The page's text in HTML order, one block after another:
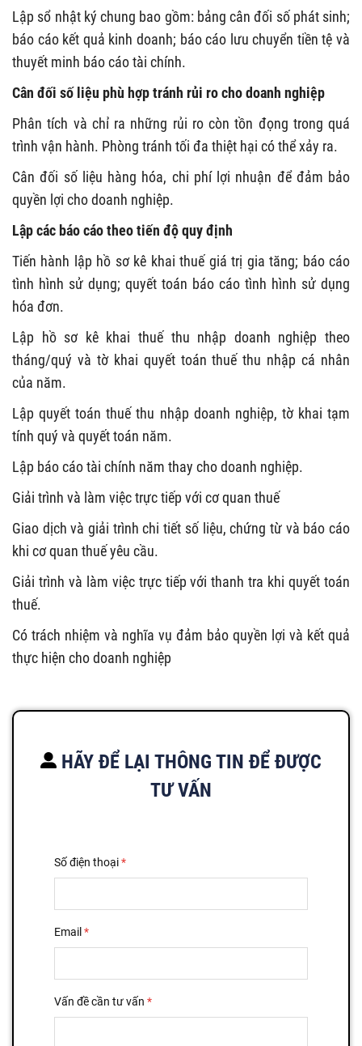
Lập sổ nhật ký chung bao gồm: bảng cân đối số phát sinh;
báo cáo kết quả kinh doanh; báo cáo lưu chuyển tiền tệ và
thuyết minh báo cáo tài chính.
Cân đối số liệu phù hợp tránh rủi ro cho doanh nghiệp
Phân tích và chỉ ra những rủi ro còn tồn đọng trong quá
trình vận hành. Phòng tránh tối đa thiệt hại có thể xảy ra.
Cân đối số liệu hàng hóa, chi phí lợi nhuận để đảm bảo
quyền lợi cho doanh nghiệp.
Lập các báo cáo theo tiến độ quy định
Tiến hành lập hồ sơ kê khai thuế giá trị gia tăng; báo cáo
tình hình sử dụng; quyết toán báo cáo tình hình sử dụng
hóa đơn.
Lập hồ sơ kê khai thuế thu nhập doanh nghiệp theo
tháng/quý và tờ khai quyết toán thuế thu nhập cá nhân
của năm.
Lập quyết toán thuế thu nhập doanh nghiệp, tờ khai tạm
tính quý và quyết toán năm.
Lập báo cáo tài chính năm thay cho doanh nghiệp.
Giải trình và làm việc trực tiếp với cơ quan thuế
Giao dịch và giải trình chi tiết số liệu, chứng từ và báo cáo
khi cơ quan thuế yêu cầu.
Giải trình và làm việc trực tiếp với thanh tra khi quyết toán
thuế.
Có trách nhiệm và nghĩa vụ đảm bảo quyền lợi và kết quả
thực hiện cho doanh nghiệp
HÃY ĐỂ LẠI THÔNG TIN ĐỂ ĐƯỢC
TƯ VẤN